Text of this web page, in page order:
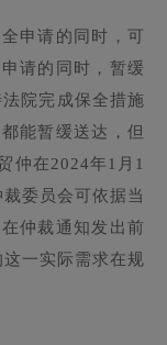
申请的同时，可
请的同时，暂缓
院完成保全措施
能暂缓送达，但
仲在2024年1月1
委员会可依据当
仲裁通知发出前
一实际需求在规